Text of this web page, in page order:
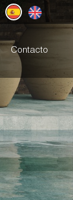
Contacto